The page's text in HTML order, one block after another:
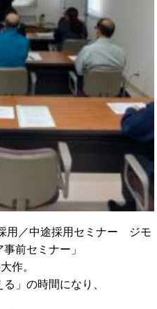
用／中途採用セミナー ジモ
前セミナー」
作。
」の時間になり、